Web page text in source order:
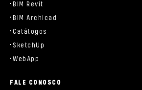
BIM Revit
BIM Archicad
Catálogos
SketchUp
WebApp
FALE CONOSCO